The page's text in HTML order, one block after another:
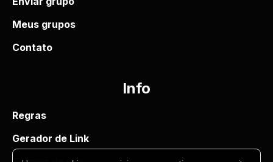
Meus grupos
Contato
Info
Regras
Gerador de Link